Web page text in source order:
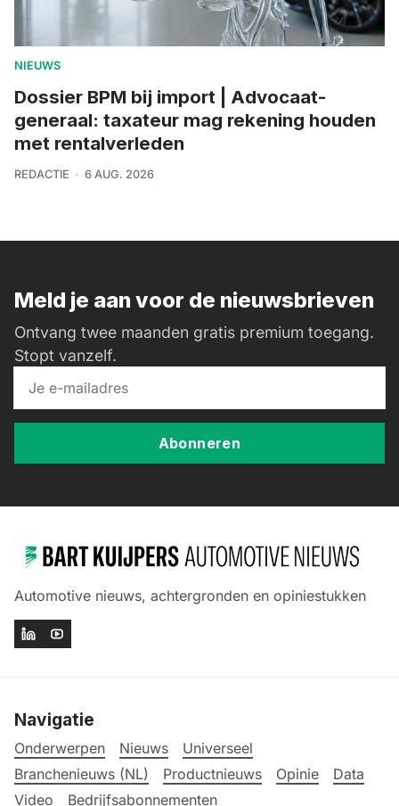
NIEUWS
Dossier BPM bij import | Advocaat-
generaal: taxateur mag rekening houden
met rentalverleden
REDACTIE 6 AUG. 2026
Meld je aan voor de nieuwsbrieven
Ontvang twee maanden gratis premium toegang.
Stopt vanzelf.
Abonneren
Automotive nieuws, achtergronden en opiniestukken
Navigatie
Onderwerpen Nieuws
Universeel
Branchenieuws (NL)
Productnieuws Opinie
Data
Video
Bedrijfsabonnementen